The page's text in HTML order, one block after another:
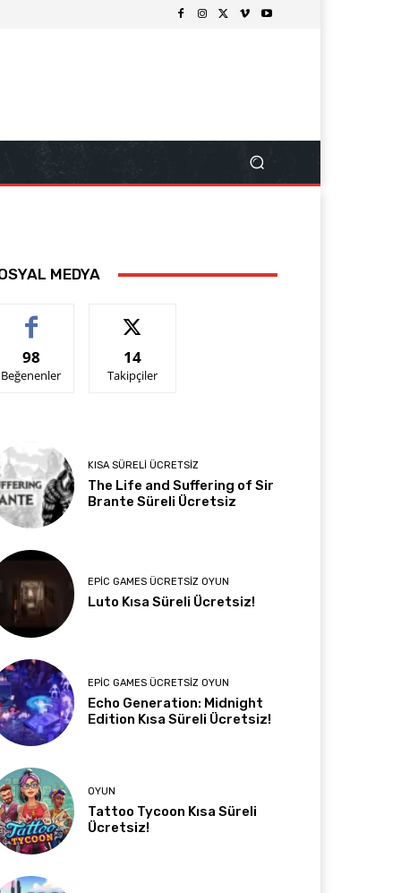
MEDYA
98
Beğenenler
14
Takipçiler
KISA SÜRELI ÜCRETSIZ
The Life and Suffering of Sir
Brante Süreli Ücretsiz
EPIC GAMES ÜCRETSIZ OYUN
Luto Kısa Süreli Ücretsiz!
EPIC GAMES ÜCRETSIZ OYUN
Echo Generation: Midnight
Edition Kısa Süreli Ücretsiz!
OYUN
Tattoo Tycoon Kısa Süreli
Ücretsiz!